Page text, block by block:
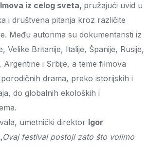
iz celog sveta, pružajući uvid u
i društvena pitanja kroz različite
Među autorima su dokumentaristi iz
Velike Britanije, Italije, Španije, Rusije,
Argentine i Srbije, a teme filmova
drama, preko istorijskih i
do globalnih ekoloških i
umetnički direktor Igor
Ovaj festival postoji zato što volimo